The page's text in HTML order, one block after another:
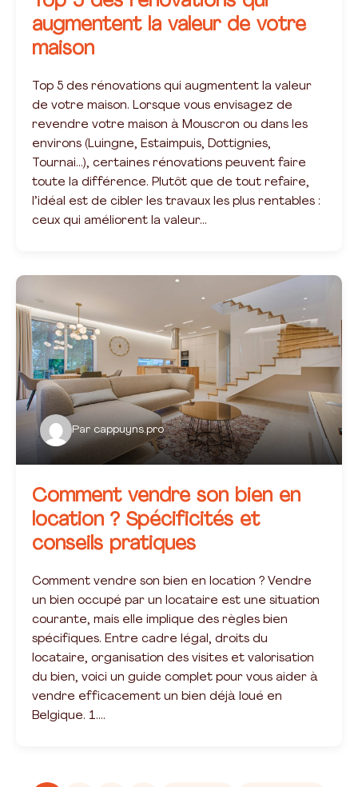
augmentent la valeur de votre
maison
Top 5 des rénovations qui augmentent la valeur
de votre maison. Lorsque vous envisagez de
revendre votre maison à Mouscron ou dans les
environs (Luingne, Estaimpuis, Dottignies,
Tournai…), certaines rénovations peuvent faire
toute la différence. Plutôt que de tout refaire,
l’idéal est de cibler les travaux les plus rentables :
ceux qui améliorent la valeur…
Par cappuyns.pro
Comment vendre son bien en
location ? Spécificités et
conseils pratiques
Comment vendre son bien en location ? Vendre
un bien occupé par un locataire est une situation
courante, mais elle implique des règles bien
spécifiques. Entre cadre légal, droits du
locataire, organisation des visites et valorisation
du bien, voici un guide complet pour vous aider à
vendre efficacement un bien déjà loué en
Belgique. 1….